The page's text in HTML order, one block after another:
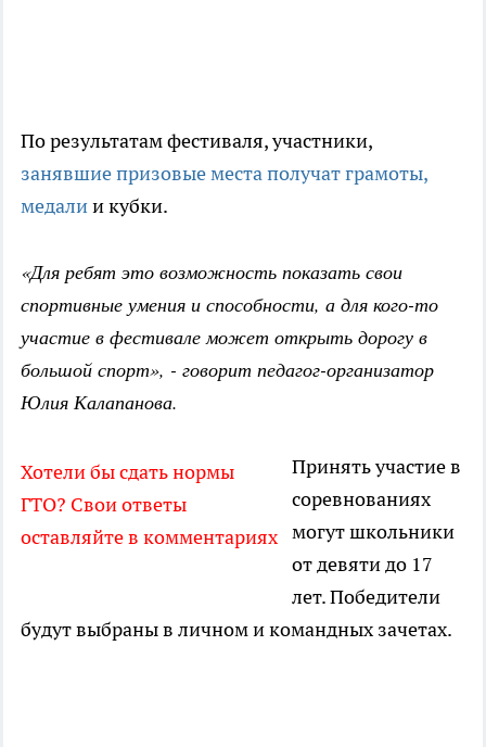
По результатам фестиваля, участники,
занявшие призовые места получат грамоты,
медалии кубки.
«Для ребят это возможность показать свои
спортивные умения и способности, а для кого-то
участие в фестивале может открыть дорогу в
большой спорт», - говорит педагог-организатор
Юлия Калапанова.
Хотели бы сдать нормы
ГТО? Свои ответы
оставляйте в комментариях
Принять участие в
соревнованиях
могут школьники
от девяти до 17
лет. Победители
будут выбраны в личном и командных зачетах.